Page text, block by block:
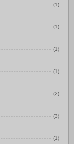
(1)
(1)
(1)
(1)
(2)
(3)
(1)